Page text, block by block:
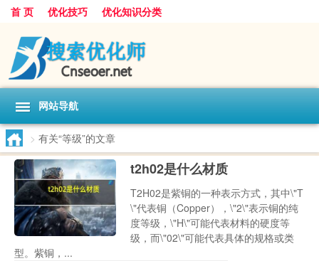
首 页 优化技巧 优化知识分类
网站导航
> 有关“等级”的文章
t2h02是什么材质
T2H02是紫铜的一种表示方式，其中\"T
\"代表铜（Copper），\"2\"表示铜的纯
度等级，\"H\"可能代表材料的硬度等
级，而\"02\"可能代表具体的规格或类
型。紫铜，...